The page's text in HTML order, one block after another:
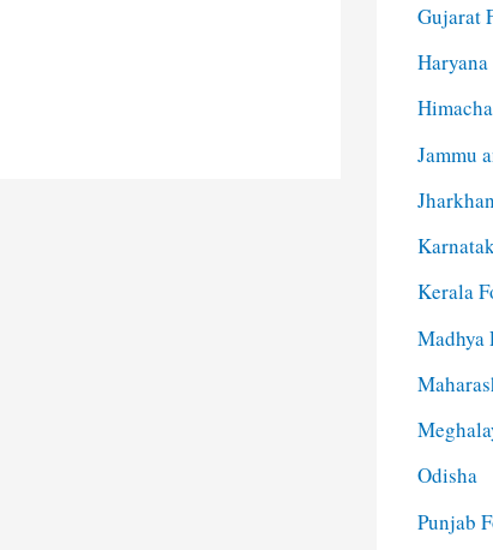
Gujarat
Haryana
Jammu
Kerala
Madhya
Odisha
Punjab